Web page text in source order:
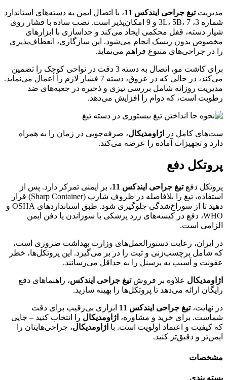
مدیریتتیغ جراحی ایندکس 11
، با اتصال ایمن به دسته‌های استاندارد
شماره 3، 3L، 5B، 7 و 9 امکان‌پذیر است. نصب ساده با فشار روی
شیار دسته، قفل محکمی ایجاد می‌کند و جداسازی با ابزارهای
مخصوص بدون ریسک انجام می‌شود. این سازگاری، انعطاف‌پذیری
را در جراحی‌های متنوع فراهم می‌نماید.
برای کاشت مو، اتصال به دسته 3 دقت در نواحی کوچک را تضمین
می‌کند، در حالی که در عروق، دسته 7 فشار لازم را اعمال می‌نماید.
مدیریت روزانه شامل بررسی تیزی و ذخیره در جعبه‌های ضد
رطوبت است، که دوام را افزایش می‌دهد.
ست‌های کامل در اژاومدیکال، صرفه‌جویی در زمان را به همراه
دارد و تجهیزات آماده را عرضه می‌کند.
پروتکل دفع
پروتکل دفعتیغ جراحی ایندکس 11
، بر ایمنی تمرکز دارد. پس از
استفاده، تیغ را بلافاصله در ظروف شارپ (Sharp Container) قرار
دهید تا از سوراخ‌شدگی جلوگیری شود. طبق استانداردهای OSHA و
WHO، دفع در کیسه‌های زرد پزشکی با سوزاندن یا دفن ایمن
الزامی است.
در ایران، رعایت دستورالعمل‌های وزارت بهداشت ضروری است،
که شامل برچسب‌زنی و ثبت را در بر می‌گیرد. این پروتکل‌ها، خطر
عفونت و آسیب به پرسنل را به حداقل می‌رسانند.
اژاومدیکال علاوه بر فروشتیغ جراحی ایندکس، راهنماهای دفع
رایگان ارائه می‌دهد تا پروتکل‌ها را بهینه سازید.
در نهایت،تیغ جراحی ایندکس 11
ابزاری بی‌رقیب برای دقت
شماست. برای خرید و مشاوره، اژاومدیکال را انتخاب کنید – جایی
که کیفیت و اعتماد اولویت است. با اژاومدیکال، جراحی‌هایتان را
ایمن‌تر و دقیق‌تر کنید.
مشخصات
بسته بندی